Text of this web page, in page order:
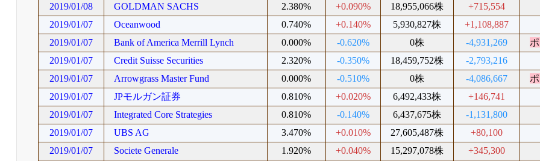
2019/01/08
GOLDMAN SACHS 2.380% +0.090% 18,955,066株
+715,554
2019/01/07
Oceanwood 0.740% +0.140% 5,930,827株
+1,108,887
2019/01/07
Bank of America Merrill Lynch 0.000% -0.620% 0株 -4,931,269
2019/01/07
Credit Suisse Securities 2.320% -0.350% 18,459,752株
-2,793,216
2019/01/07
Arrowgrass Master Fund 0.000% -0.510% 0株 -4,086,667
2019/01/07
JPモルガン証券 0.810% +0.020% 6,492,433株
+146,741
2019/01/07
Integrated Core Strategies 0.810% -0.140% 6,437,675株
-1,131,800
2019/01/07
UBS AG 3.470% +0.010% 27,605,487株
+80,100
2019/01/07
Societe Generale 1.920% +0.040% 15,297,078株
+345,300